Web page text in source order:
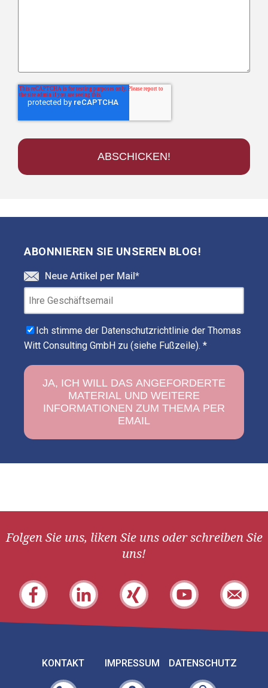
ABONNIEREN SIE UNSEREN BLOG!
Neue Artikel per Mail *
Ich stimme der Datenschutzrichtlinie der Thomas
Witt Consulting GmbH zu (siehe Fußzeile). *
Folgen Sie uns, liken Sie uns oder schreiben Sie
uns!
KONTAKT IMPRESSUM DATENSCHUTZ